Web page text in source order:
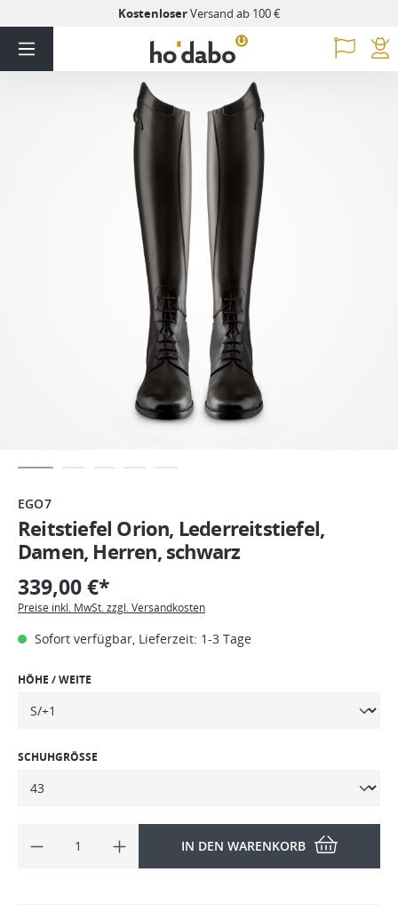
KostenloserVersand ab 100 €
EGO7
Reitstiefel Orion, Lederreitstiefel,
Damen, Herren, schwarz
339,00 €*
Preise inkl. MwSt. zzgl. Versandkosten
Sofort verfügbar, Lieferzeit: 1-3 Tage
HÖHE / WEITE
SCHUHGRÖSSE
IN DEN WARENKORB